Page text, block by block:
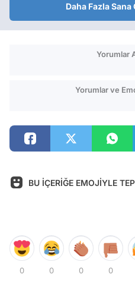
Daha Fazla
Yorumlar
Yorumlar ve
BU İÇERİĞE EMOJİYLE
0 0 0 0